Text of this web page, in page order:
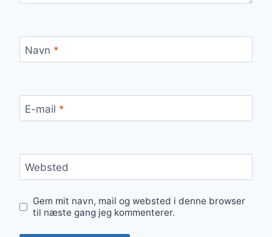
Navn *
E-mail *
Websted
Gem mit navn, mail og websted i denne browser
til næste gang jeg kommenterer.